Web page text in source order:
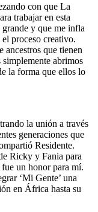
con que La
trabajar en esta
y que me infla
proceso creativo.
ancestros que tienen
abrimos
la forma que ellos lo
la unión a través
generaciones que
Residente.
Ricky y Fania para
un honor para mí.
‘Mi Gente’ una
en África hasta su